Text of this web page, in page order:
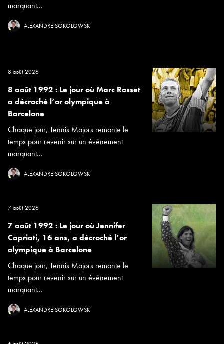
marquant...
ALEXANDRE SOKOLOWSKI
8 août 2026
8 août 1992 : Le jour où Marc Rosset
a décroché l’or olympique à
Barcelone
Chaque jour, Tennis Majors remonte le
temps pour revenir sur un événement
marquant...
ALEXANDRE SOKOLOWSKI
7 août 2026
7 août 1992 : Le jour où Jennifer
Capriati, 16 ans, a décroché l’or
olympique à Barcelone
Chaque jour, Tennis Majors remonte le
temps pour revenir sur un événement
marquant...
ALEXANDRE SOKOLOWSKI